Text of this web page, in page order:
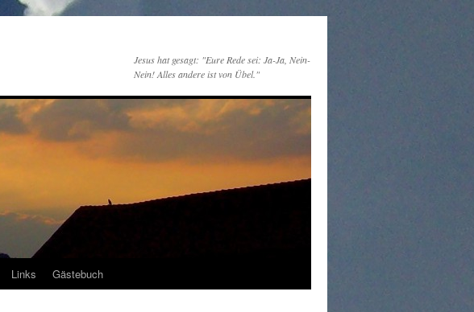
Jesus hat gesagt: "Eure Rede sei: Ja-Ja, Nein-
Nein! Alles andere ist von Übel."
Links Gästebuch